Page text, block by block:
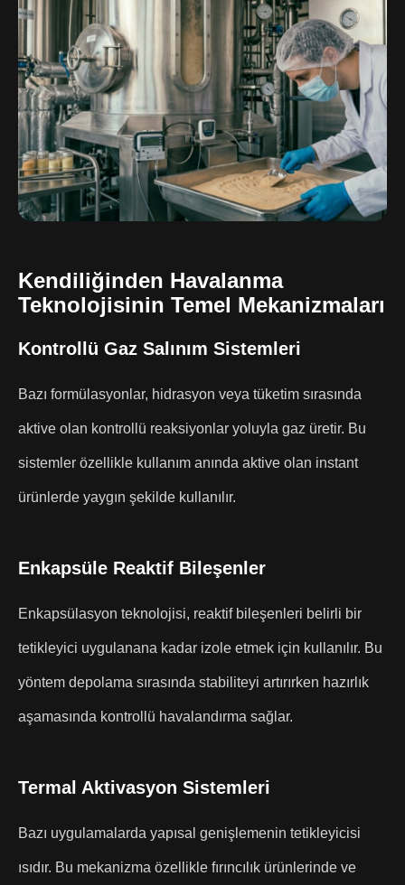
Kendiliğinden Havalanma
Teknolojisinin Temel Mekanizmaları
Kontrollü Gaz Salınım Sistemleri
Bazı formülasyonlar, hidrasyon veya tüketim sırasında
aktive olan kontrollü reaksiyonlar yoluyla gaz üretir. Bu
sistemler özellikle kullanım anında aktive olan instant
ürünlerde yaygın şekilde kullanılır.
Enkapsüle Reaktif Bileşenler
Enkapsülasyon teknolojisi, reaktif bileşenleri belirli bir
tetikleyici uygulanana kadar izole etmek için kullanılır. Bu
yöntem depolama sırasında stabiliteyi artırırken hazırlık
aşamasında kontrollü havalandırma sağlar.
Termal Aktivasyon Sistemleri
Bazı uygulamalarda yapısal genişlemenin tetikleyicisi
ısıdır. Bu mekanizma özellikle fırıncılık ürünlerinde ve